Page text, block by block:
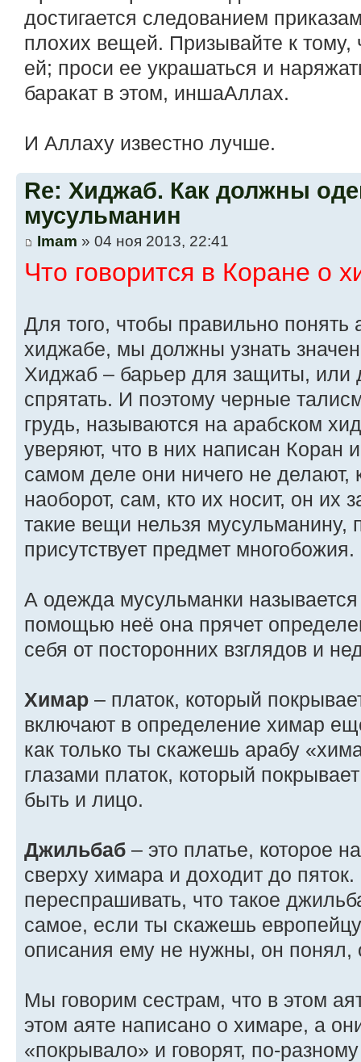
достигается следованием
плохих вещей. Призывайте к
ей; проси ее украшаться и
баракат в этом, иншаАллах.
И Аллаху известно лучше.
Re: Хиджаб. Как должны
мусульманин
Imam » 04 ноя 2013, 22:41
Что говорится в Коране о
Для того, чтобы правильно
хиджабе, мы должны узнать
Хиджаб – барьер для защиты, или
спрятать. И поэтому черные
грудь, называются на арабском
уверяют, что в них написан Коран
самом деле они ничего не делают,
наоборот, сам, кто их носит, он их
такие вещи нельзя мусульманину,
присутствует предмет многобожия.
А одежда мусульманки
помощью неё она прячет
себя от посторонних взглядов и
Химар – платок, который
включают в определение химар
как только ты скажешь арабу
глазами платок, который
быть и лицо.
Джильбаб – это платье, которое
сверху химара и доходит до
переспрашивать, что такое
самое, если ты скажешь
описания ему не нужны, он понял,
Мы говорим сестрам, что в этом
этом аяте написано о химаре, а
«покрывало» и говорят, по-